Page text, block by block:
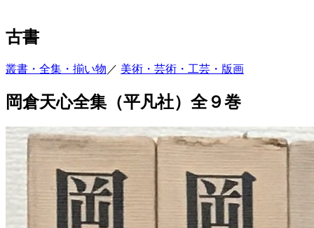
古書
叢書・全集・揃い物 ／ 美術・芸術・工芸・版画
岡倉天心全集（平凡社）全９巻